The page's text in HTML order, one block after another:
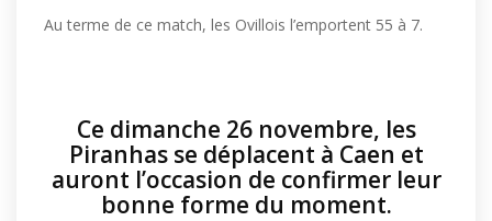
Au terme de ce match, les Ovillois l’emportent 55 à 7.
Ce dimanche 26 novembre, les
Piranhas se déplacent à Caen et
auront l’occasion de confirmer leur
bonne forme du moment.